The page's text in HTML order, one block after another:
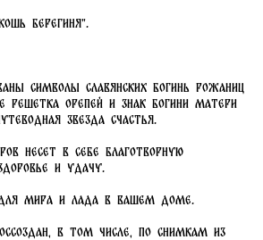
Берегиня".
символы славянских богинь Рожаниц
Орепей и знак богини матери
Звезда Счастья.
несет в себе благотворную
и удачу.
мира и лада в вашем доме.
в том числе, по снимкам из